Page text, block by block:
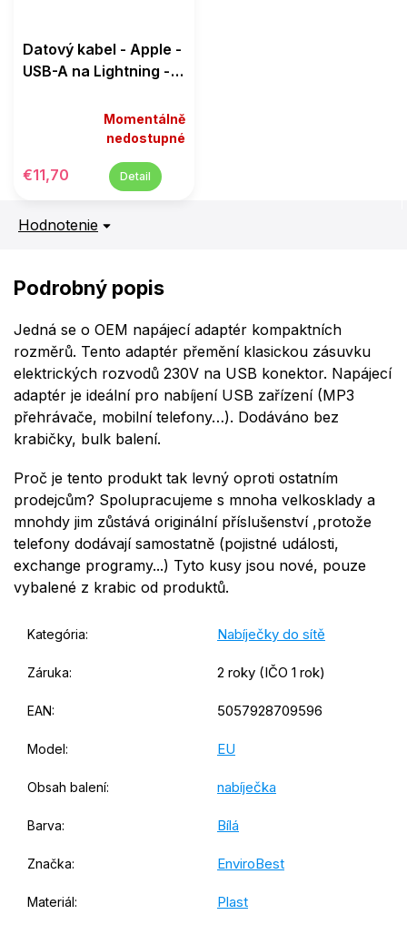
Datový kabel - Apple -
USB-A na Lightning -
Momentálně
nedostupné
€11,70 Detail
Hodnotenie
Podrobný popis
Jedná se o OEM napájecí adaptér kompaktních
rozměrů. Tento adaptér přemění klasickou zásuvku
elektrických rozvodů 230V na USB konektor. Napájecí
adaptér je ideální pro nabíjení USB zařízení (MP3
přehrávače, mobilní telefony…). Dodáváno bez
krabičky, bulk balení.
Proč je tento produkt tak levný oproti ostatním
prodejcům? Spolupracujeme s mnoha velkosklady a
mnohdy jim zůstává originální příslušenství ,protože
telefony dodávají samostatně (pojistné události,
exchange programy...) Tyto kusy jsou nové, pouze
vybalené z krabic od produktů.
Kategória: Nabíječky do sítě
Záruka: 2 roky (IČO 1 rok)
EAN: 5057928709596
Model: EU
Obsah balení: nabíječka
Barva: Bílá
Značka: EnviroBest
Materiál: Plast